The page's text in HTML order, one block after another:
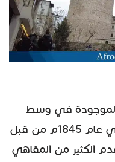
الموجودة في وسط
اسطنبول روعة وجمال بني في عام 1845م من قبل
الكثير من المقاهي